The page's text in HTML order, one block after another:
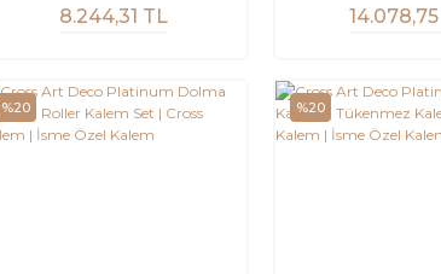
8.244,31 TL
%20 %20